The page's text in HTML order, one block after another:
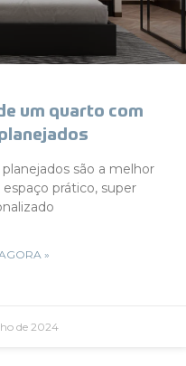
um quarto com
são a melhor
prático, super
»
de 2024